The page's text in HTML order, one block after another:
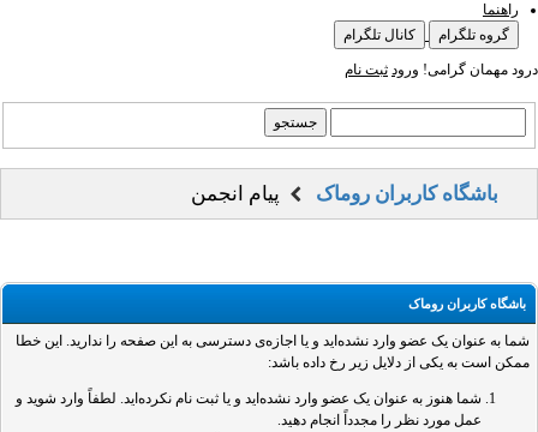
راهنما
گروه تلگرام
کانال تلگرام
درود مهمان گرامی! ورود ثبت نام
باشگاه کاربران روماک پیام انجمن
باشگاه کاربران روماک
شما به عنوان یک عضو وارد نشده‌اید و یا اجازه‌ی دسترسی به این صفحه را ندارید. این خطا
ممکن است به یکی از دلایل زیر رخ داده باشد:
شما هنوز به عنوان یک عضو وارد نشده‌اید و یا ثبت نام نکرده‌اید. لطفاً وارد شوید و
عمل مورد نظر را مجدداً انجام دهید.